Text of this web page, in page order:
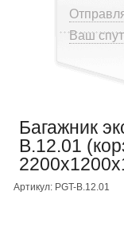
Ваш
Багажник
B.12.01
Артикул: PGT-B.12.01